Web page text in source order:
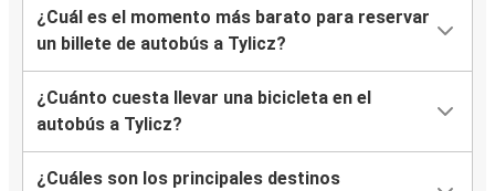
¿Cuál es el momento más barato para reservar
un billete de autobús a Tylicz?
¿Cuánto cuesta llevar una bicicleta en el
autobús a Tylicz?
¿Cuáles son los principales destinos